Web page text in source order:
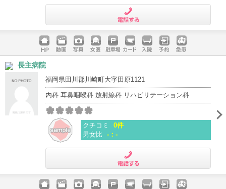
ホームペ
ージ
動画 写真 女医 駐車場
クレジッ
入院 予約 急患
長主病院
福岡県田川郡川崎町大字田原1121
内科 耳鼻咽喉科 放射線科 リハビリテーション科
クチコミ
0件
男女比 -：-